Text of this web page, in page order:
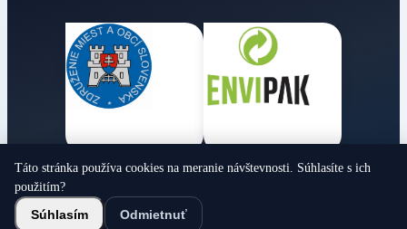
Obecné noviny
© 2026 Všetky práva vyhradené
Táto stránka používa cookies na meranie návštevnosti. Súhlasíte s ich
použitím?
Súhlasím Odmietnuť